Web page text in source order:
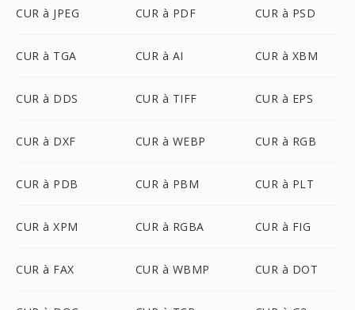
CUR à JPEG CUR à PDF CUR à PSD
CUR à TGA CUR à AI CUR à XBM
CUR à DDS CUR à TIFF CUR à EPS
CUR à DXF CUR à WEBP CUR à RGB
CUR à PDB CUR à PBM CUR à PLT
CUR à XPM CUR à RGBA CUR à FIG
CUR à FAX CUR à WBMP CUR à DOT